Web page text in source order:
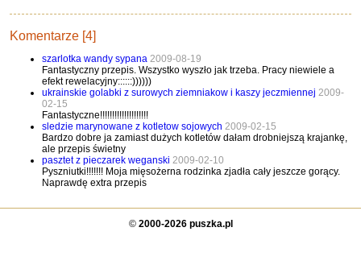
Komentarze [4]
szarlotka wandy sypana 2009-08-19
Fantastyczny przepis. Wszystko wyszło jak trzeba. Pracy niewiele a
efekt rewelacyjny::::::))))))
ukrainskie golabki z surowych ziemniakow i kaszy jeczmiennej 2009-
02-15
Fantastyczne!!!!!!!!!!!!!!!!!!!!
sledzie marynowane z kotletow sojowych 2009-02-15
Bardzo dobre ja zamiast dużych kotletów dałam drobniejszą krajankę,
ale przepis świetny
pasztet z pieczarek weganski 2009-02-10
Pyszniutki!!!!!!! Moja mięsożerna rodzinka zjadła cały jeszcze gorący.
Naprawdę extra przepis
© 2000-2026 puszka.pl